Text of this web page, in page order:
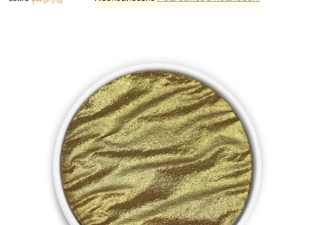
hodnocení
hvězdiček.